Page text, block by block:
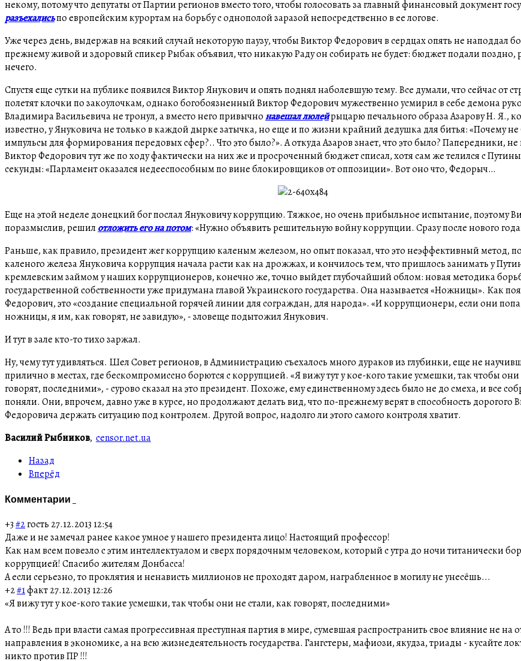
некому, потому что депутаты от Партии регионов вместо того, чтобы голосовать за главный финансовый документ
разъехалисьпо европейским курортам на борьбу с однополой заразой непосредственно в ее логове.
Уже через день, выдержав на всякий случай некоторую паузу, чтобы Виктор Федорович в сердцах опять не наподдал
прежнему живой и здоровый спикер Рыбак объявил, что никакую Раду он собирать не будет: бюджет подали поздно,
нечего.
Спустя еще сутки на публике появился Виктор Янукович и опять поднял наболевшую тему. Все думали, что сейчас от
полетят клочки по закоулочкам, однако богобоязненный Виктор Федорович мужественно усмирил в себе демона
Владимира Васильевича не тронул, а вместо него привычнонавешал люлейрыцарю печального образа Азарову Н. Я.,
известно, у Януковича не только в каждой дырке затычка, но еще и по жизни крайний дедушка для битья: «Почему
импульсы для формирования передовых сфер?.. Что это было?». А откуда Азаров знает, что это было? Папередники, не
Виктор Федорович тут же по ходу фактически на них же и просроченный бюджет списал, хотя сам же телился с
секунды: «Парламент оказался недееспособным по вине блокировщиков от оппозиции». Вот оно что, Федорыч…
Еще на этой неделе донецкий бог послал Януковичу коррупцию. Тяжкое, но очень прибыльное испытание, поэтому
поразмыслив, решилотложить его на потом: «Нужно объявить решительную войну коррупции. Сразу после нового
Раньше, как правило, президент жег коррупцию каленым железом, но опыт показал, что это неэффективный метод,
каленого железа Януковича коррупция начала расти как на дрожжах, и кончилось тем, что пришлось занимать у
кремлевским займом у наших коррупционеров, конечно же, точно выйдет глубочайший облом: новая методика
государственной собственности уже придумана главой Украинского государства. Она называется «Ножницы». Как
Федорович, это «создание специальной горячей линии для сограждан, для народа». «И коррупционеры, если они
ножницы, я им, как говорят, не завидую», - зловеще подытожил Янукович.
И тут в зале кто-то тихо заржал.
Ну, чему тут удивляться. Шел Совет регионов, в Администрацию съехалось много дураков из глубинки, еще не
прилично в местах, где бескомпромиссно борются с коррупцией. «Я вижу тут у кое-кого такие усмешки, так чтобы они
говорят, последними», - сурово сказал на это президент. Похоже, ему единственному здесь было не до смеха, и все
поняли. Они, впрочем, давно уже в курсе, но продолжают делать вид, что по-прежнему верят в способность дорогого
Федоровича держать ситуацию под контролем. Другой вопрос, надолго ли этого самого контроля хватит.
Василий Рыбников, censor.net.ua
Назад
Вперёд
Комментарии
+3#2гость 27.12.2013 12:54
Даже и не замечал ранее какое умное у нашего президента лицо! Настоящий профессор!
Как нам всем повезло с этим интеллектуалом и сверх порядочным человеком, который с утра до ночи титанически
коррупцией! Спасибо жителям Донбасса!
А если серьезно, то проклятия и ненависть миллионов не проходят даром, награбленное в могилу не унесёшь...
+2#1факт27.12.2013 12:26
«Я вижу тут у кое-кого такие усмешки, так чтобы они не стали, как говорят, последними»
А то !!! Ведь при власти самая прогрессивная преступная партия в мире, сумевшая распространить свое влияние не на
направления в экономике, а на всю жизнедеятельность государства. Гангстеры, мафиози, якудза, триады - кусайте
никто против ПР !!!